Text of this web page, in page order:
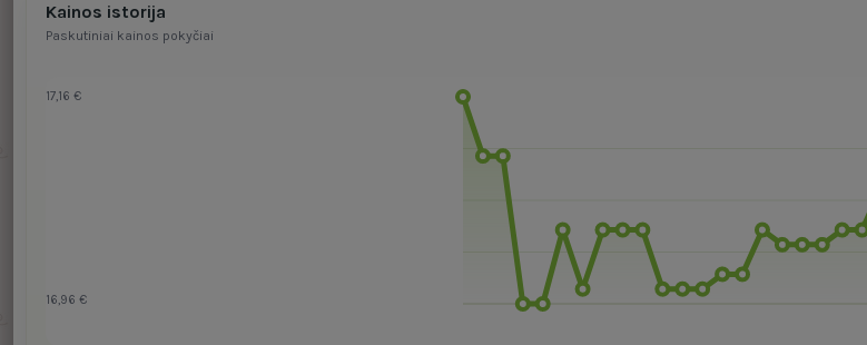
Kainos istorija
Paskutiniai kainos pokyčiai
17,16 €
16,96 €